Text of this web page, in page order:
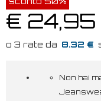
€ 24,95
8.32 €
Non hai